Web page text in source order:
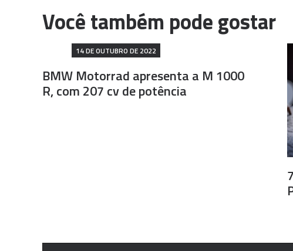
14 DE OUTUBRO DE 2022
BMW Motorrad apresenta a M 1000
R, com 207 cv de potência